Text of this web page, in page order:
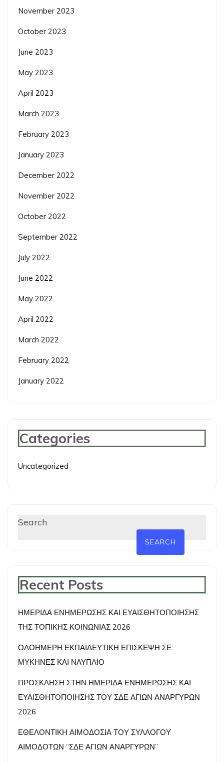
November 2023
October 2023
June 2023
May 2023
April 2023
March 2023
February 2023
January 2023
December 2022
November 2022
October 2022
September 2022
July 2022
June 2022
May 2022
April 2022
March 2022
February 2022
January 2022
Categories
Uncategorized
Search
SEARCH
Recent Posts
ΗΜΕΡΙΔΑ ΕΝΗΜΕΡΩΣΗΣ ΚΑΙ ΕΥΑΙΣΘΗΤΟΠΟΙΗΣΗΣ
ΤΗΣ ΤΟΠΙΚΗΣ ΚΟΙΝΩΝΙΑΣ 2026
ΟΛΟΗΜΕΡΗ ΕΚΠΑΙΔΕΥΤΙΚΗ ΕΠΙΣΚΕΨΗ ΣΕ
ΜΥΚΗΝΕΣ ΚΑΙ ΝΑΥΠΛΙΟ
ΠΡΟΣΚΛΗΣΗ ΣΤΗΝ ΗΜΕΡΙΔΑ ΕΝΗΜΕΡΩΣΗΣ ΚΑΙ
ΕΥΑΙΣΘΗΤΟΠΟΙΗΣΗΣ ΤΟΥ ΣΔΕ ΑΓΙΩΝ ΑΝΑΡΓΥΡΩΝ
2026
ΕΘΕΛΟΝΤΙΚΗ ΑΙΜΟΔΟΣΙΑ ΤΟΥ ΣΥΛΛΟΓΟΥ
ΑΙΜΟΔΟΤΩΝ “ΣΔΕ ΑΓΙΩΝ ΑΝΑΡΓΥΡΩΝ”